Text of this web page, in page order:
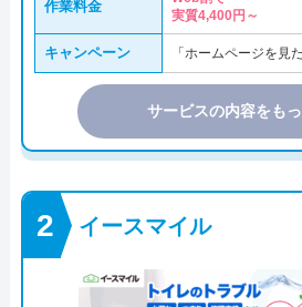
作業料金
実質4,400円～
キャンペーン 「ホームページを見
サービスの内容をも
イースマイル